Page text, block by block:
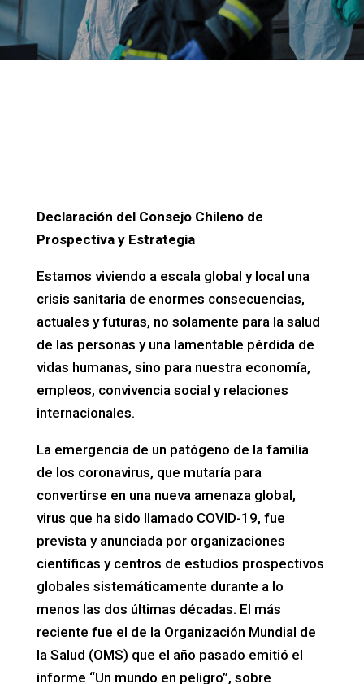
Declaración del Consejo Chileno de
Prospectiva y Estrategia
Estamos viviendo a escala global y local una
crisis sanitaria de enormes consecuencias,
actuales y futuras, no solamente para la salud
de las personas y una lamentable pérdida de
vidas humanas, sino para nuestra economía,
empleos, convivencia social y relaciones
internacionales.
La emergencia de un patógeno de la familia
de los coronavirus, que mutaría para
convertirse en una nueva amenaza global,
virus que ha sido llamado COVID-19, fue
prevista y anunciada por organizaciones
científicas y centros de estudios prospectivos
globales sistemáticamente durante a lo
menos las dos últimas décadas. El más
reciente fue el de la Organización Mundial de
la Salud (OMS) que el año pasado emitió el
informe “Un mundo en peligro”, sobre